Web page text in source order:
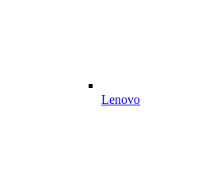
Lenovo